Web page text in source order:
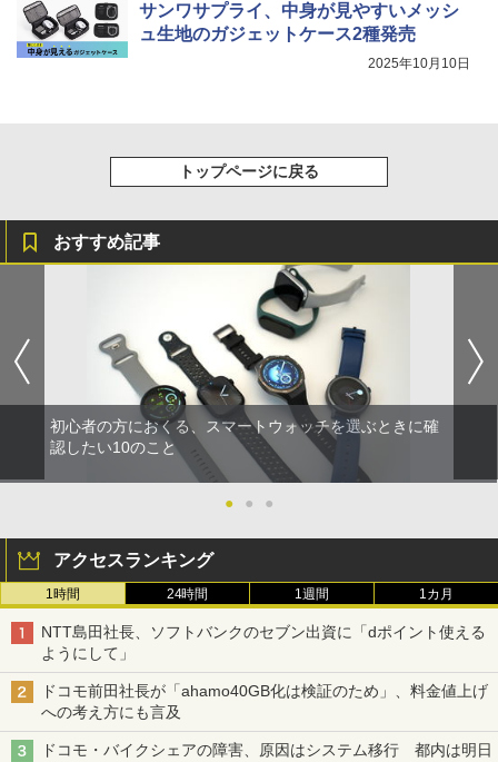
サンワサプライ、中身が見やすいメッシ
ュ生地のガジェットケース2種発売
2025年10月10日
トップページに戻る
おすすめ記事
初心者の方におくる、スマートウォッチを選ぶときに確
認したい10のこと
● ● ●
アクセスランキング
1時間 24時間 1週間 1カ月
NTT島田社長、ソフトバンクのセブン出資に「dポイント使える
ようにして」
ドコモ前田社長が「ahamo40GB化は検証のため」、料金値上げ
への考え方にも言及
ドコモ・バイクシェアの障害、原因はシステム移行 都内は明日